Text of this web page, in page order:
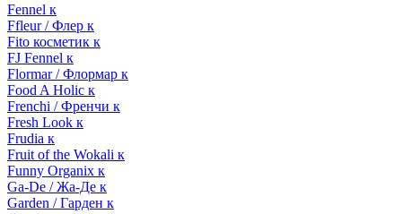
Fennel к
Ffleur / Флер к
Fito косметик к
FJ Fennel к
Flormar / Флормар к
Food A Holic к
Frenchi / Френчи к
Fresh Look к
Frudia к
Fruit of the Wokali к
Funny Organix к
Ga-De / Жа-Де к
Garden / Гарден к